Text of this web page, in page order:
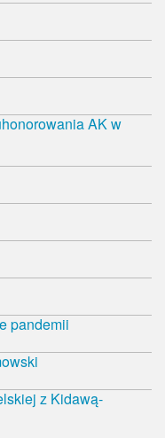
AK w
pandemii
z Kidawą-